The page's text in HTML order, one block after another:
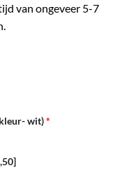
van ongeveer 5-7
wit)*